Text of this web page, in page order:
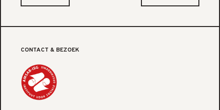
CONTACT & BEZOEK